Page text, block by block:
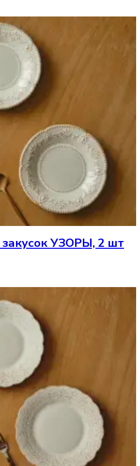
закусок УЗОРЫ, 2 шт